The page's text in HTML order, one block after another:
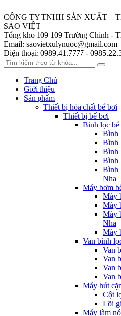
CÔNG TY TNHH SẢN XUẤT –
SAO VIỆT
Tổng kho 109 109 Trường Chinh -
Email: saovietxulynuoc@gmail.com
Điện thoại: 0989.41.7777 -
Trang Chủ
Giới thiệu
Sản phẩm
Thiết bị hóa chất bể bơi
Thiết bị bể bơi
Bình lọc bể
Bình
Bình
Bình
Bình
Bình
Nha
Máy bơm
Máy
Máy
Máy
Nha
Máy
Van bình
Van
Van
Van
Van
Máy hút
Cột
Lõi
Máy làm